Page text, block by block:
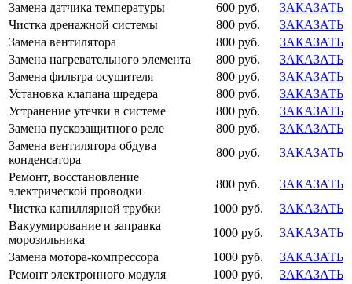
Замена датчика температуры 600 руб.
ЗАКАЗАТЬ
Чистка дренажной системы
800 руб.
ЗАКАЗАТЬ
Замена вентилятора
800 руб.
ЗАКАЗАТЬ
Замена нагревательного элемента
800 руб.
ЗАКАЗАТЬ
Замена фильтра осушителя
800 руб.
ЗАКАЗАТЬ
Установка клапана шредера
800 руб.
ЗАКАЗАТЬ
Устранение утечки в системе
800 руб.
ЗАКАЗАТЬ
Замена пускозащитного реле
800 руб.
ЗАКАЗАТЬ
Замена вентилятора обдува
конденсатора
800 руб.
ЗАКАЗАТЬ
Ремонт, восстановление
электрической проводки
800 руб.
ЗАКАЗАТЬ
Чистка капиллярной трубки
1000 руб.
ЗАКАЗАТЬ
Вакуумирование и заправка
морозильника
1000 руб.
ЗАКАЗАТЬ
Замена мотора-компрессора
1000 руб.
ЗАКАЗАТЬ
Ремонт электронного модуля
1000 руб.
ЗАКАЗАТЬ